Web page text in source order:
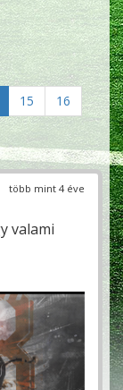
15
16
több mint 4 éve
valami